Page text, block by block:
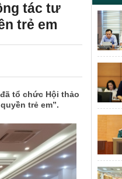
tác tư
trẻ em
tổ chức Hội thảo
trẻ em”.